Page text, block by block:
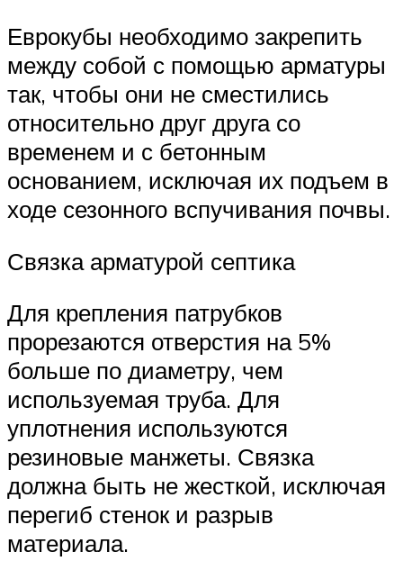
Еврокубы необходимо закрепить
между собой с помощью арматуры
так, чтобы они не сместились
относительно друг друга со
временем и с бетонным
основанием, исключая их подъем в
ходе сезонного вспучивания почвы.
Связка арматурой септика
Для крепления патрубков
прорезаются отверстия на 5%
больше по диаметру, чем
используемая труба. Для
уплотнения используются
резиновые манжеты. Связка
должна быть не жесткой, исключая
перегиб стенок и разрыв
материала.